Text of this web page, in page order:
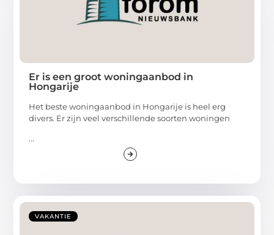
Er is een groot woningaanbod in
Hongarije
Het beste woningaanbod in Hongarije is heel erg
divers. Er zijn veel verschillende soorten woningen
...
VAKANTIE